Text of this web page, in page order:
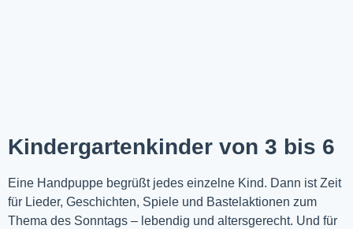
Kindergartenkinder von 3 bis 6
Eine Handpuppe begrüßt jedes einzelne Kind. Dann ist Zeit
für Lieder, Geschichten, Spiele und Bastelaktionen zum
Thema des Sonntags – lebendig und altersgerecht. Und für